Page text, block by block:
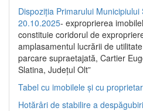
Dispoziția Primarului Municipiului
20.10.2025- exproprierea
constituie coridorul de
amplasamentul lucrării de
parcare supraetajată, Cartier
Slatina, Județul Olt”
Tabel cu imobilele și cu
Hotărâri de stabilire a